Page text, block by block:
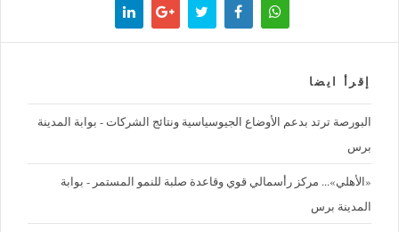
إقرأ ايضا
البورصة ترتد بدعم الأوضاع الجيوسياسية ونتائج الشركات - بوابة المدينة
برس
«الأهلي»... مركز رأسمالي قوي وقاعدة صلبة للنمو المستمر - بوابة
المدينة برس